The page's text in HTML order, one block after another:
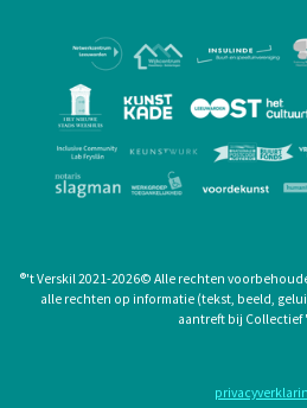
®'t Verskil 2021-2026© Alle rechten
alle rechten op informatie (tekst, beeld,
aantreft bij Collectief